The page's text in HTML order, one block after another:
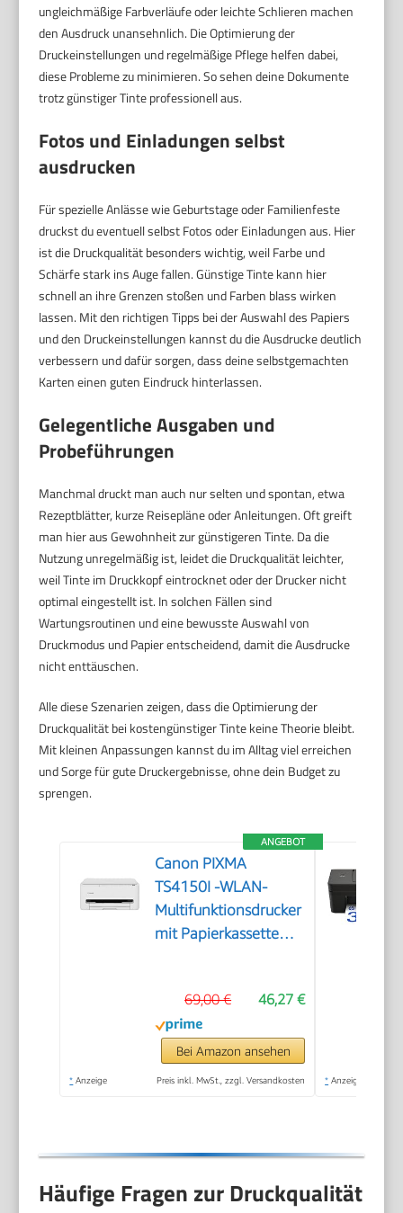
ungleichmäßige Farbverläufe oder leichte Schlieren machen
den Ausdruck unansehnlich. Die Optimierung der
Druckeinstellungen und regelmäßige Pflege helfen dabei,
diese Probleme zu minimieren. So sehen deine Dokumente
trotz günstiger Tinte professionell aus.
Fotos und Einladungen selbst
ausdrucken
Für spezielle Anlässe wie Geburtstage oder Familienfeste
druckst du eventuell selbst Fotos oder Einladungen aus. Hier
ist die Druckqualität besonders wichtig, weil Farbe und
Schärfe stark ins Auge fallen. Günstige Tinte kann hier
schnell an ihre Grenzen stoßen und Farben blass wirken
lassen. Mit den richtigen Tipps bei der Auswahl des Papiers
und den Druckeinstellungen kannst du die Ausdrucke deutlich
verbessern und dafür sorgen, dass deine selbstgemachten
Karten einen guten Eindruck hinterlassen.
Gelegentliche Ausgaben und
Probeführungen
Manchmal druckt man auch nur selten und spontan, etwa
Rezeptblätter, kurze Reisepläne oder Anleitungen. Oft greift
man hier aus Gewohnheit zur günstigeren Tinte. Da die
Nutzung unregelmäßig ist, leidet die Druckqualität leichter,
weil Tinte im Druckkopf eintrocknet oder der Drucker nicht
optimal eingestellt ist. In solchen Fällen sind
Wartungsroutinen und eine bewusste Auswahl von
Druckmodus und Papier entscheidend, damit die Ausdrucke
nicht enttäuschen.
Alle diese Szenarien zeigen, dass die Optimierung der
Druckqualität bei kostengünstiger Tinte keine Theorie bleibt.
Mit kleinen Anpassungen kannst du im Alltag viel erreichen
und Sorge für gute Druckergebnisse, ohne dein Budget zu
sprengen.
ANGEBOT
Canon PIXMA
TS4150I -WLAN-
Multifunktionsdrucker
mit Papierkassette
Kabelloses Drucken
vom Smartphone
leicht gemacht PIXMA
Print Plan kompatibel
46,27 €
69,00 €
Bei Amazon ansehen
* Anzeige Preis inkl. MwSt., zzgl. Versandkosten * Anzeige
Häufige Fragen zur Druckqualität